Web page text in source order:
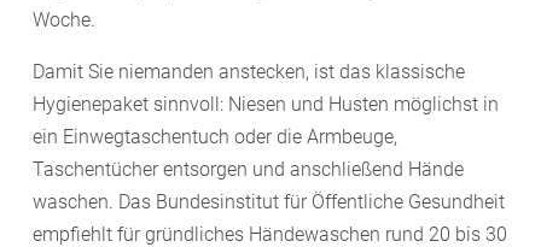
Woche.
Damit Sie niemanden anstecken, ist das klassische
Hygienepaket sinnvoll: Niesen und Husten möglichst in
ein Einwegtaschentuch oder die Armbeuge,
Taschentücher entsorgen und anschließend Hände
waschen. Das Bundesinstitut für Öffentliche Gesundheit
empfiehlt für gründliches Händewaschen rund 20 bis 30